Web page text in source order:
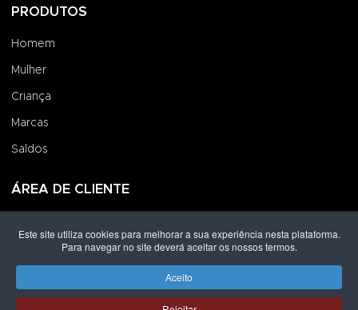
PRODUTOS
Homem
Mulher
Criança
Marcas
Saldos
ÁREA DE CLIENTE
Criar uma Conta
Este site utiliza cookies para melhorar a sua experiência nesta plataforma.
Para navegar no site deverá aceitar os nossos termos.
Aceito